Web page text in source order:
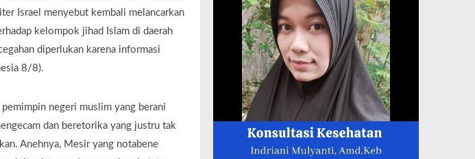
Israel menyebut kembali melancarkan
kelompok jihad Islam di daerah
diperlukan karena informasi
8/8).
negeri muslim yang berani
dan beretorika yang justru tak
Anehnya, Mesir yang notabene